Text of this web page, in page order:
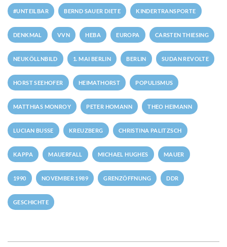
#UNTEILBAR BERND SAUER DIETE KINDERTRANSPORTE
DENKMAL VVN HEBA EUROPA CARSTEN THIESING
NEUKÖLLNBILD 1. MAI BERLIN BERLIN SUDAN REVOLTE
HORST SEEHOFER HEIMATHORST POPULISMUS
MATTHIAS MONROY PETER HOMANN THEO HEIMANN
LUCIAN BUSSE KREUZBERG CHRISTINA PALITZSCH
KAPPA MAUERFALL MICHAEL HUGHES MAUER
1990 NOVEMBER 1989 GRENZÖFFNUNG DDR
GESCHICHTE